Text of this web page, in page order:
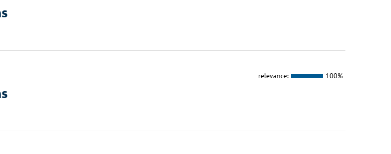
relevance: 100%